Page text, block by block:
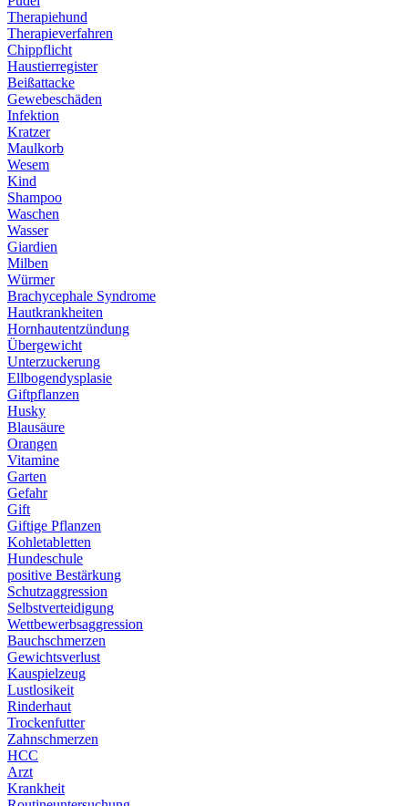
Therapiehund
Therapieverfahren
Chippflicht
Haustierregister
Beißattacke
Gewebeschäden
Infektion
Kratzer
Maulkorb
Wesem
Kind
Shampoo
Waschen
Wasser
Giardien
Milben
Würmer
Brachycephale Syndrome
Hautkrankheiten
Hornhautentzündung
Übergewicht
Unterzuckerung
Ellbogendysplasie
Giftpflanzen
Husky
Blausäure
Orangen
Vitamine
Garten
Gefahr
Gift
Giftige Pflanzen
Kohletabletten
Hundeschule
positive Bestärkung
Schutzaggression
Selbstverteidigung
Wettbewerbsaggression
Bauchschmerzen
Gewichtsverlust
Kauspielzeug
Lustlosikeit
Rinderhaut
Trockenfutter
Zahnschmerzen
HCC
Arzt
Krankheit